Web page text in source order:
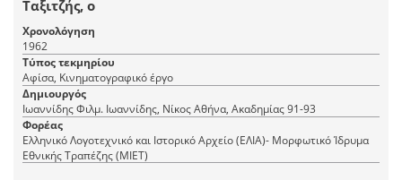
Ταξιτζής, ο
Χρονολόγηση
1962
Τύπος τεκμηρίου
Αφίσα, Κινηματογραφικό έργο
Δημιουργός
Ιωαννίδης Φιλμ. Ιωαννίδης, Νίκος Αθήνα, Ακαδημίας 91-93
Φορέας
Ελληνικό Λογοτεχνικό και Ιστορικό Αρχείο (ΕΛΙΑ)- Μορφωτικό Ίδρυμα
Εθνικής Τραπέζης (ΜΙΕΤ)